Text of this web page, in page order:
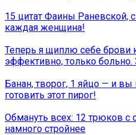
15 цитат Фаины Раневской,
каждая женщина!
Теперь я щиплю себе брови
эффективно, только больно.
Банан, творог, 1 яйцо — и вы
готовить этот пирог!
Обмануть всех: 12 трюков с
намного стройнее